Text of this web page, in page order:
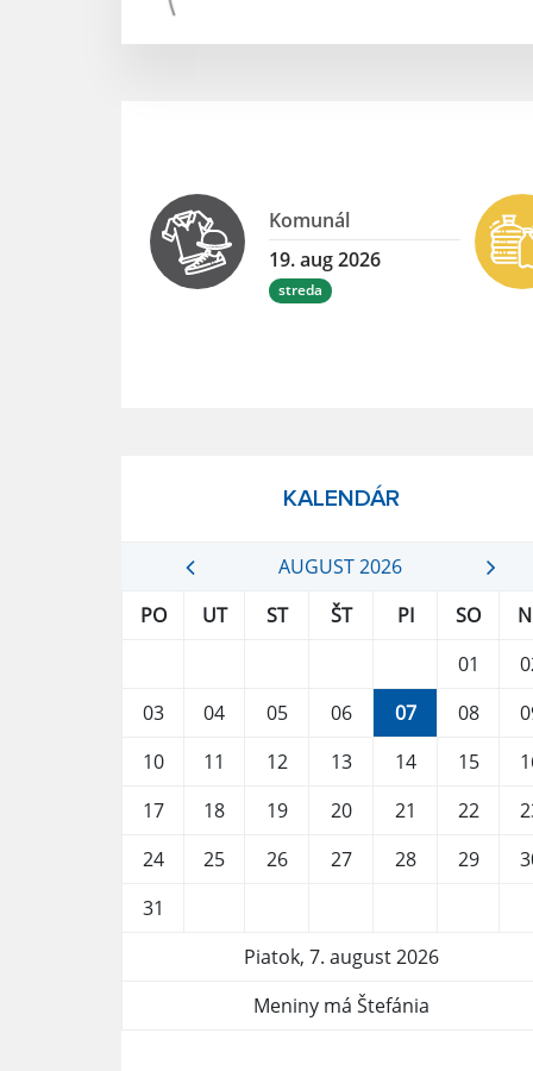
Komunál
19. aug 2026
streda
KALENDÁR
AUGUST 2026
PO
UT ST ŠT PI SO
01
03
04 05 06 07 08
10
11 12 13 14 15
17
18 19 20 21 22
24
25 26 27 28 29
31
Piatok, 7. august 2026
Meniny má Štefánia